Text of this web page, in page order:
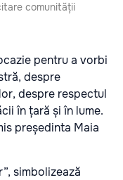
comunității
pentru a vorbi
despre
despre respectul
în țară și în lume.
președinta Maia
simbolizează